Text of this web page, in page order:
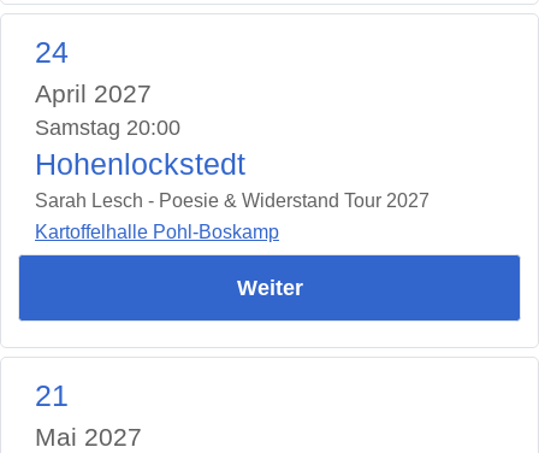
24
April 2027
Samstag 20:00
Hohenlockstedt
Sarah Lesch - Poesie & Widerstand Tour 2027
Kartoffelhalle Pohl-Boskamp
Weiter
21
Mai 2027